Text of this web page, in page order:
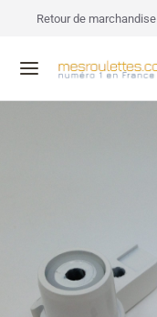
Retour de marchandise